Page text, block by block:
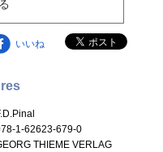
いいね
1-62623-679-0
THIEME VERLAG